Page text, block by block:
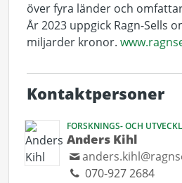
över fyra länder och
År 2023 uppgick Ragn-Sells
miljarder kronor.
Kontaktpersoner
FORSKNINGS- OCH
Anders Kihl
070-927 2684